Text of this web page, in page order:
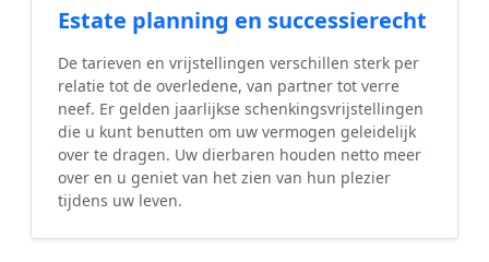
Estate planning en successierecht
De tarieven en vrijstellingen verschillen sterk per
relatie tot de overledene, van partner tot verre
neef. Er gelden jaarlijkse schenkingsvrijstellingen
die u kunt benutten om uw vermogen geleidelijk
over te dragen. Uw dierbaren houden netto meer
over en u geniet van het zien van hun plezier
tijdens uw leven.